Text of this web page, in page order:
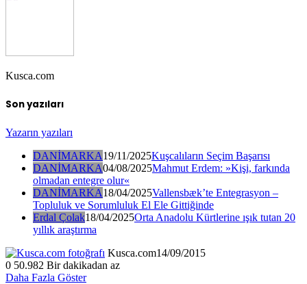
Kusca.com
Son yazıları
Yazarın yazıları
DANİMARKA19/11/2025Kuşcalıların Seçim Başarısı
DANİMARKA04/08/2025Mahmut Erdem: »Kişi, farkında
olmadan entegre olur«
DANİMARKA18/04/2025Vallensbæk’te Entegrasyon –
Topluluk ve Sorumluluk El Ele Gittiğinde
Erdal Çolak18/04/2025Orta Anadolu Kürtlerine ışık tutan 20
yıllık araştırma
Kusca.com14/09/2015
0 50.982 Bir dakikadan az
Daha Fazla Göster